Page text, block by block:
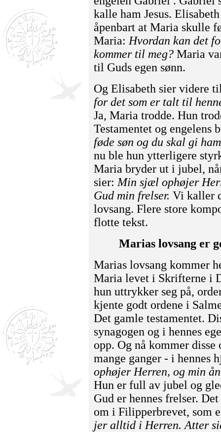
kalle ham Jesus.
åpenbart at Maria skulle
Maria: Hvordan kan det
kommer til meg? Maria
til Guds egen sønn.
Og Elisabeth sier videre
for det som er talt til
Ja, Maria trodde. Hun
Testamentet og engelens
føde søn og du skal gi
nu ble hun ytterligere
Maria bryder ut i jubel,
sier: Min sjæl ophøjer
Gud min frelser. Vi kaller
lovsang. Flere store
flotte tekst.
Marias lovsang er
Marias lovsang kommer
Maria levet i Skrifterne i
hun uttrykker seg på,
kjente godt ordene i
Det gamle testamentet.
synagogen og i hennes
opp. Og nå kommer
mange ganger - i hennes
ophøjer Herren, og min
Hun er full av jubel og
Gud er hennes frelser.
om i Filipperbrevet, som
jer alltid i Herren. Atter